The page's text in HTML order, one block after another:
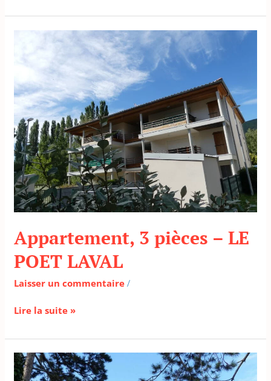
Appartement, 3 pièces – LE
POET LAVAL
Laisser un commentaire /
Appartement,
pièces
LE
POET
LAVAL
Lire la suite »
Appartement,
3